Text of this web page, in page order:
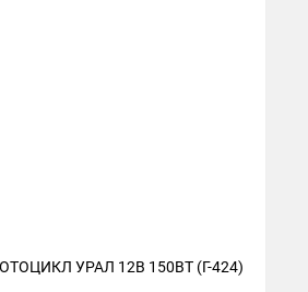
УРАЛ 12В 150ВТ (Г-424)